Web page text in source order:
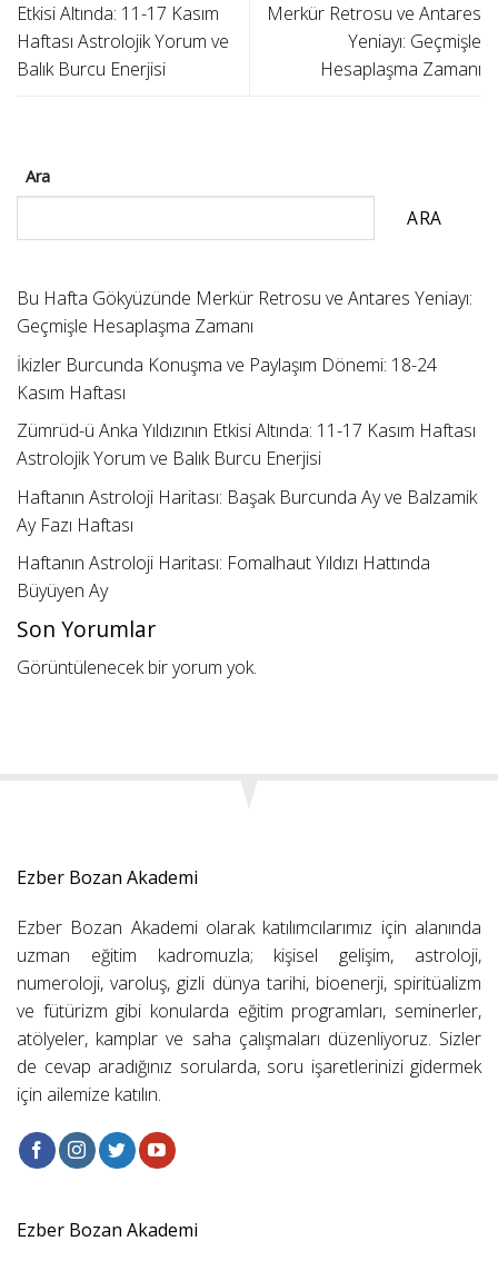
Etkisi Altında: 11-17 Kasım
Haftası Astrolojik Yorum ve
Balık Burcu Enerjisi
Merkür Retrosu ve Antares
Yeniayı: Geçmişle
Hesaplaşma Zamanı
Ara
ARA
Bu Hafta Gökyüzünde Merkür Retrosu ve Antares Yeniayı:
Geçmişle Hesaplaşma Zamanı
İkizler Burcunda Konuşma ve Paylaşım Dönemi: 18-24
Kasım Haftası
Zümrüd-ü Anka Yıldızının Etkisi Altında: 11-17 Kasım Haftası
Astrolojik Yorum ve Balık Burcu Enerjisi
Haftanın Astroloji Haritası: Başak Burcunda Ay ve Balzamik
Ay Fazı Haftası
Haftanın Astroloji Haritası: Fomalhaut Yıldızı Hattında
Büyüyen Ay
Son Yorumlar
Görüntülenecek bir yorum yok.
Ezber Bozan Akademi
Ezber Bozan Akademi olarak katılımcılarımız için alanında
uzman eğitim kadromuzla; kişisel gelişim, astroloji,
numeroloji, varoluş, gizli dünya tarihi, bioenerji, spiritüalizm
ve fütürizm gibi konularda eğitim programları, seminerler,
atölyeler, kamplar ve saha çalışmaları düzenliyoruz. Sizler
de cevap aradığınız sorularda, soru işaretlerinizi gidermek
için ailemize katılın.
Ezber Bozan Akademi